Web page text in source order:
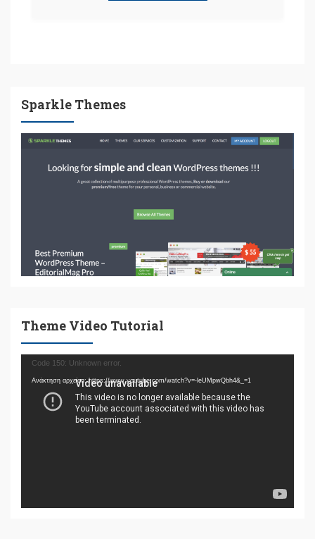
Sparkle Themes
Theme Video Tutorial
Πρόγραμμα
Αναπαραγωγής
Βίντεο
Code 150: Unknown error.
Ανάκτηση αρχείου: https://www.youtube.com/watch?v=-leUMpwQbh4&_=1